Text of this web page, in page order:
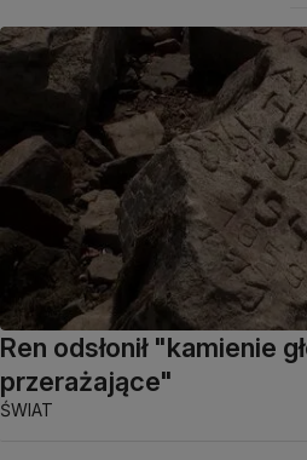
Ren odsłonił "kamienie
przerażające"
ŚWIAT